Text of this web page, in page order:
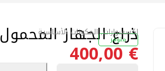
إكسسوارات,المكونات الأساسية
ذراع الجهاز المحمول
متوفر
400,00€